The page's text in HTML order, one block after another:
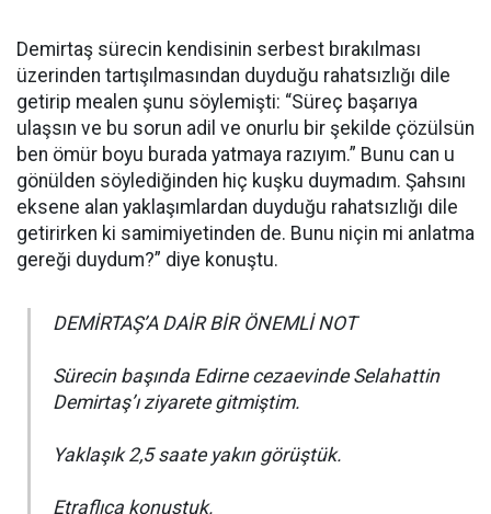
Demirtaş sürecin kendisinin serbest bırakılması
üzerinden tartışılmasından duyduğu rahatsızlığı dile
getirip mealen şunu söylemişti: “Süreç başarıya
ulaşsın ve bu sorun adil ve onurlu bir şekilde çözülsün
ben ömür boyu burada yatmaya razıyım.” Bunu can u
gönülden söylediğinden hiç kuşku duymadım. Şahsını
eksene alan yaklaşımlardan duyduğu rahatsızlığı dile
getirirken ki samimiyetinden de. Bunu niçin mi anlatma
gereği duydum?” diye konuştu.
DEMİRTAŞ’A DAİR BİR ÖNEMLİ NOT
Sürecin başında Edirne cezaevinde Selahattin
Demirtaş’ı ziyarete gitmiştim.
Yaklaşık 2,5 saate yakın görüştük.
Etraflıca konuştuk.